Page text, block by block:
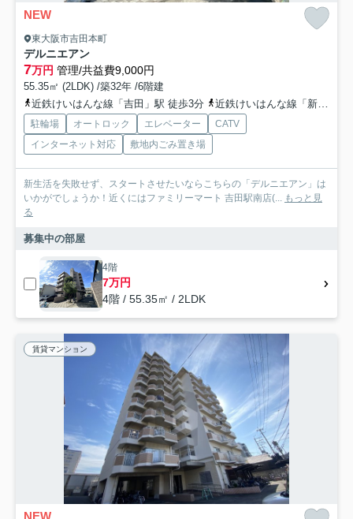
NEW
東大阪市吉田本町
デルニエアン
7万円 管理/共益費9,000円
55.35㎡ (2LDK) /築32年 /6階建
近鉄けいはんな線「吉田」駅 徒歩3分
近鉄けいはんな線「新石切」駅 徒歩23分
駐輪場 オートロック エレベーター
CATV
インターネット対応
敷地内ごみ置き場
新生活を失敗せず、スタートさせたいならこちらの「デルニエアン」は
いかがでしょうか！近くにはファミリーマート 吉田駅南店(... もっと見
る
募集中の部屋
4階
7万円
4階 / 55.35㎡ / 2LDK
賃貸マンション
NEW